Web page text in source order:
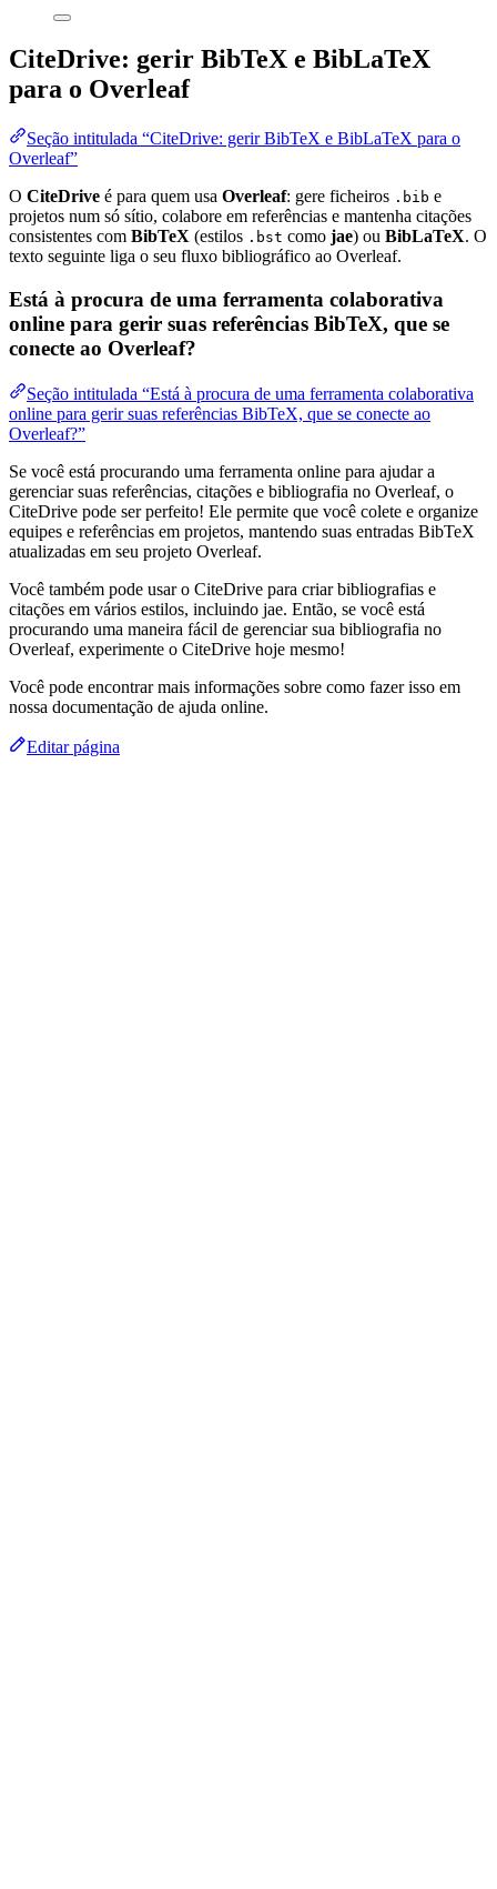
CiteDrive: gerir BibTeX e BibLaTeX
para o Overleaf
Seção intitulada “CiteDrive: gerir BibTeX e BibLaTeX para o
Overleaf”
O CiteDrive é para quem usa Overleaf: gere ficheiros .bib e
projetos num só sítio, colabore em referências e mantenha citações
consistentes com BibTeX (estilos .bst como jae) ou BibLaTeX. O
texto seguinte liga o seu fluxo bibliográfico ao Overleaf.
Está à procura de uma ferramenta colaborativa
online para gerir suas referências BibTeX, que se
conecte ao Overleaf?
Seção intitulada “Está à procura de uma ferramenta colaborativa
online para gerir suas referências BibTeX, que se conecte ao
Overleaf?”
Se você está procurando uma ferramenta online para ajudar a
gerenciar suas referências, citações e bibliografia no Overleaf, o
CiteDrive pode ser perfeito! Ele permite que você colete e organize
equipes e referências em projetos, mantendo suas entradas BibTeX
atualizadas em seu projeto Overleaf.
Você também pode usar o CiteDrive para criar bibliografias e
citações em vários estilos, incluindo jae. Então, se você está
procurando uma maneira fácil de gerenciar sua bibliografia no
Overleaf, experimente o CiteDrive hoje mesmo!
Você pode encontrar mais informações sobre como fazer isso em
nossa documentação de ajuda online.
Editar página